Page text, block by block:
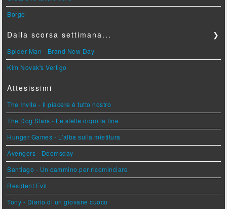
Borgo
Dalla scorsa settimana... ❯
Spider-Man - Brand New Day
Kim Novak's Vertigo
Attesissimi
The Invite - Il piacere è tutto nostro
The Dog Stars - Le stelle dopo la fine
Hunger Games - L'alba sulla mietitura
Avengers - Doomsday
Santiago - Un cammino per ricominciare
Resident Evil
Tony - Diario di un giovane cuoco